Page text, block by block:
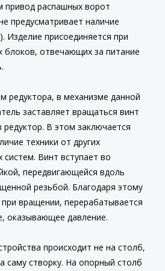
привод распашных ворот
предусматривает наличие
Изделие присоединяется при
отвечающих за питание
редуктора, в механизме данной
заставляет вращаться винт
В этом заключается
техники от других
Винт вступает во
передвигающейся вдоль
резьбой. Благодаря этому
вращении, перерабатывается
оказывающее давление.
происходит не на столб,
саму створку. На опорный столб